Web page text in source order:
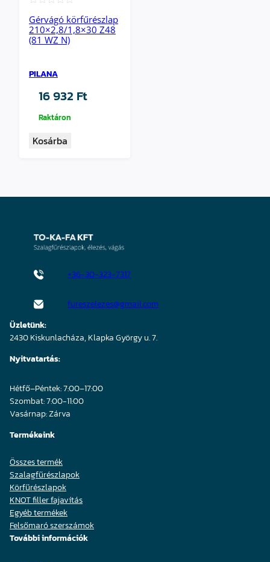
Gérvágó körfűrészlap
210×2,8/1,8×30 Z48
(81 WZ N)
PILANA
16 932 Ft
Raktáron
Kosárba
+36-30-323-7317
fureszelezes@gmail.com
Üzletünk:
2430 Kiskunlacháza, Klapka György u. 7.
Nyitvatartás:
Hétfő–Péntek: 7:00–17:00
Szombat: 7:00-11:00
Vasárnap: Zárva
Termékeink
Összes termék
Szalagfűrészlapok
Körfűrészlapok
KNOT filler fajavítás
Egyéb termékek
Felsőmaró szerszámok
További információk